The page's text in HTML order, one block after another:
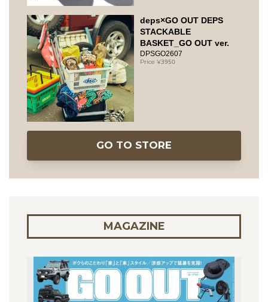
deps×GO OUT DEPS
STACKABLE
BASKET_GO OUT ver.
DPSGO2607
3950
GO TO STORE
MAGAZINE